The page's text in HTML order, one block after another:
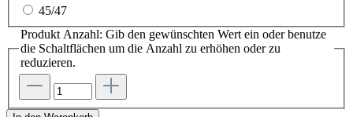
45/47
Produkt Anzahl: Gib den gewünschten Wert ein oder benutze
die Schaltflächen um die Anzahl zu erhöhen oder zu
reduzieren.